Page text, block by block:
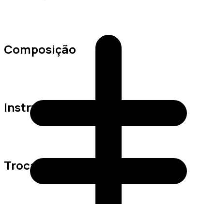
Composição
Instruções de Lavagem
Trocas e Devoluções